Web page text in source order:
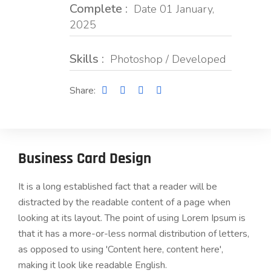
Complete : Date 01 January,
2025
Skills : Photoshop / Developed
Share:
Business Card Design
It is a long established fact that a reader will be
distracted by the readable content of a page when
looking at its layout. The point of using Lorem Ipsum is
that it has a more-or-less normal distribution of letters,
as opposed to using 'Content here, content here',
making it look like readable English.